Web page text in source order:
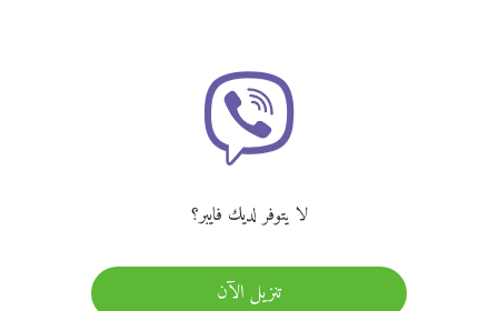
لا يتوفر لديك فايبر؟
تنزيل الآن